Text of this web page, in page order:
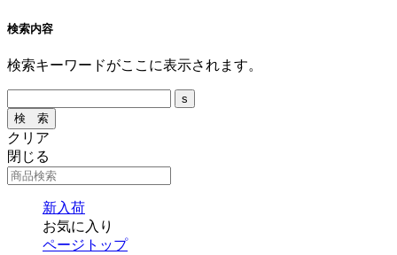
検索内容
検索キーワードがここに表示されます。
クリア
閉じる
新入荷
お気に入り
ページトップ